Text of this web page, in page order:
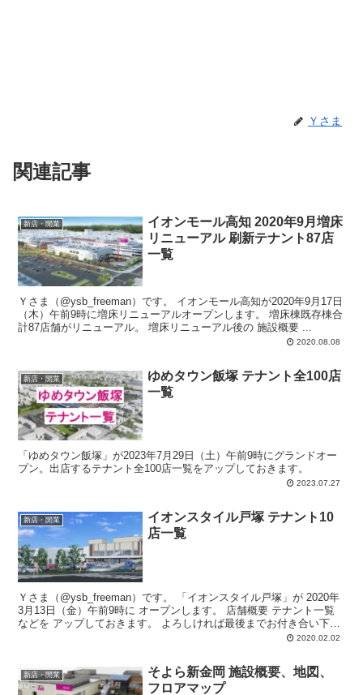
Ｙさま
関連記事
新店・開業
イオンモール高知 2020年9月増床
リニューアル 刷新テナント87店
一覧
Ｙさま（@ysb_freeman）です。 イオンモール高知が2020年9月17日
（木）午前9時に増床リニューアルオープンします。 増床棟既存棟合
2020.08.08
新店・開業
ゆめタウン飯塚 テナント全100店
一覧
「ゆめタウン飯塚」が2023年7月29日（土）午前9時にグランドオー
プン。出店するテナント全100店一覧をアップしておきます。
2023.07.27
新店・開業
イオンスタイル戸塚 テナント10
店一覧
Ｙさま（@ysb_freeman）です。 「イオンスタイル戸塚」が 2020年
3月13日（金）午前9時に オープンします。 店舗概要 テナント一覧
などを アップしておきます。 よろしければ最後までお付き合い下
2020.02.02
新店・開業
そよら新金岡 施設概要、地図、
フロアマップ